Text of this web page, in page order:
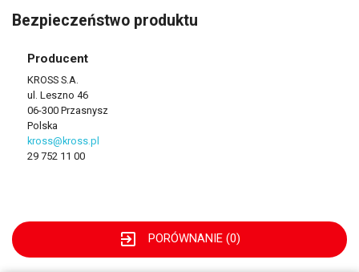
Bezpieczeństwo produktu
Producent
KROSS S.A.
ul. Leszno 46
06-300 Przasnysz
Polska
kross@kross.pl
29 752 11 00
exit_to_app PORÓWNANIE (0)